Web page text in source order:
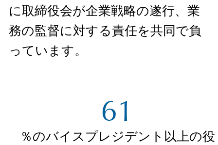
に取締役会が企業戦略の遂行、業
務の監督に対する責任を共同で負
っています。
61
％のバイスプレジデント以上の役